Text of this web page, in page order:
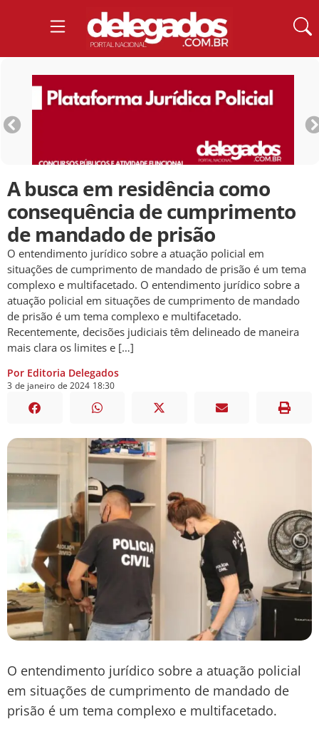
A busca em residência como
consequência de cumprimento
de mandado de prisão
O entendimento jurídico sobre a atuação policial em
situações de cumprimento de mandado de prisão é um tema
complexo e multifacetado. O entendimento jurídico sobre a
atuação policial em situações de cumprimento de mandado
de prisão é um tema complexo e multifacetado.
Recentemente, decisões judiciais têm delineado de maneira
mais clara os limites e […]
Por Editoria Delegados
3 de janeiro de 2024 18:30
O entendimento jurídico sobre a atuação policial
em situações de cumprimento de mandado de
prisão é um tema complexo e multifacetado.